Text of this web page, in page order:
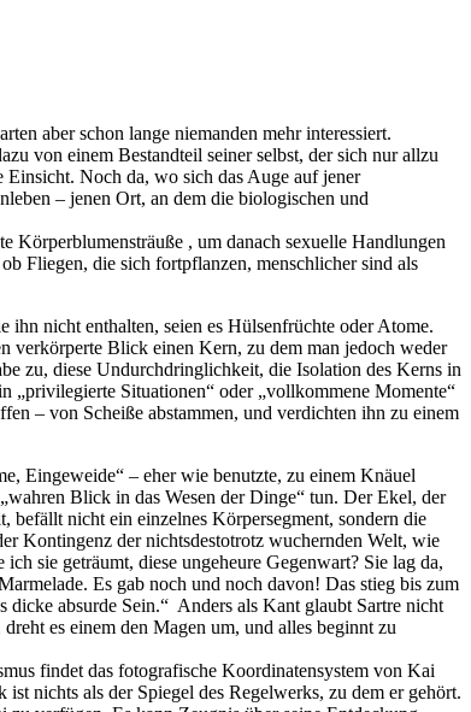
aber schon lange niemanden mehr interessiert.
von einem Bestandteil seiner selbst, der sich nur allzu
Einsicht. Noch da, wo sich das Auge auf jener
– jenen Ort, an dem die biologischen und
Körperblumensträuße , um danach sexuelle Handlungen
Fliegen, die sich fortpflanzen, menschlicher sind als
ihn nicht enthalten, seien es Hülsenfrüchte oder Atome.
verkörperte Blick einen Kern, zu dem man jedoch weder
zu, diese Undurchdringlichkeit, die Isolation des Kerns in
„privilegierte Situationen“ oder „vollkommene Momente“
– von Scheiße abstammen, und verdichten ihn zu einem
Eingeweide“ – eher wie benutzte, zu einem Knäuel
Blick in das Wesen der Dinge“ tun. Der Ekel, der
nicht ein einzelnes Körpersegment, sondern die
Kontingenz der nichtsdestotrotz wuchernden Welt, wie
sie geträumt, diese ungeheure Gegenwart? Sie lag da,
Es gab noch und noch davon! Das stieg bis zum
absurde Sein.“ Anders als Kant glaubt Sartre nicht
es einem den Magen um, und alles beginnt zu
findet das fotografische Koordinatensystem von Kai
nichts als der Spiegel des Regelwerks, zu dem er gehört.